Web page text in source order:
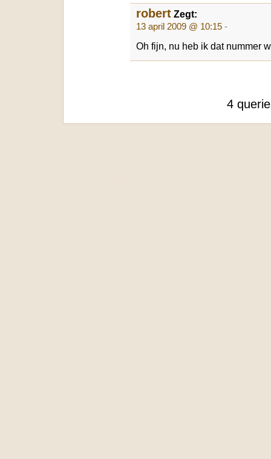
robert Zegt:
13 april 2009 @ 10:15 -
Oh fijn, nu heb ik dat nummer
4